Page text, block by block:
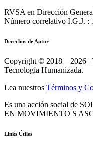
RVSA en Dirección
Número correlativo I.G.J. :
Derechos de Autor
Copyright © 2018 – 2026 |
Tecnología Humanizada.
Lea nuestros Términos y
Es una acción social de
EN MOVIMIENTO S
Links Útiles